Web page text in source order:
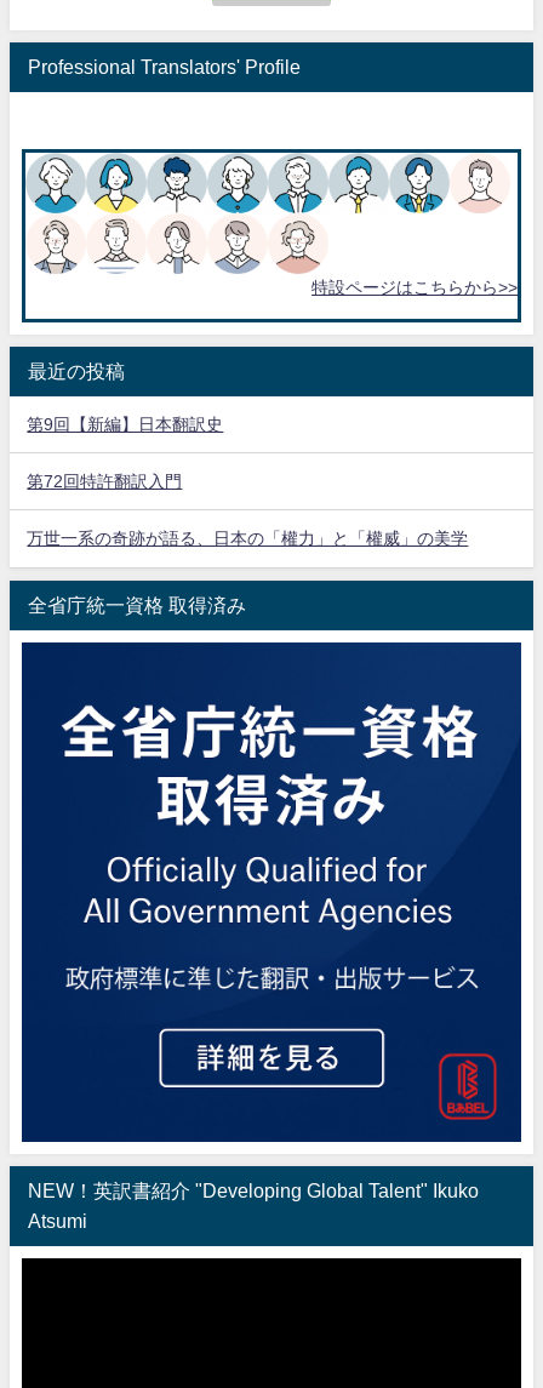
Professional Translators' Profile
特設ページはこちらから>>
最近の投稿
第9回【新編】日本翻訳史
第72回特許翻訳入門
万世一系の奇跡が語る、日本の「權力」と「權威」の美学
全省庁統一資格 取得済み
NEW！英訳書紹介 "Developing Global Talent" Ikuko
Atsumi